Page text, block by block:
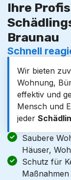
Ihre
Braunau
Schnell
Wir bieten
Wohnung,
effektiv und
Mensch und
jeder
Saubere
Häuser,
Schutz für